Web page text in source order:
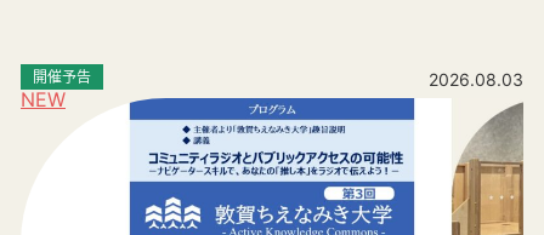
NEW
開催予告 2026.08.03